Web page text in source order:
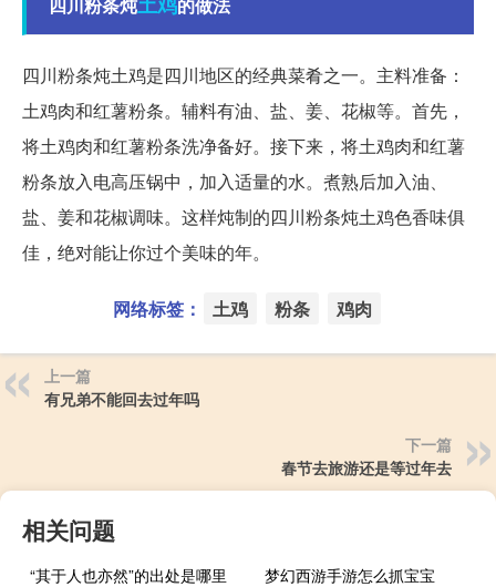
四川粉条炖土鸡是四川地区的经典菜肴之一。主料准备：
土鸡肉和红薯粉条。辅料有油、盐、姜、花椒等。首先，
将土鸡肉和红薯粉条洗净备好。接下来，将土鸡肉和红薯
粉条放入电高压锅中，加入适量的水。煮熟后加入油、
盐、姜和花椒调味。这样炖制的四川粉条炖土鸡色香味俱
佳，绝对能让你过个美味的年。
网络标签： 土鸡 粉条 鸡肉
上一篇
有兄弟不能回去过年吗
下一篇
春节去旅游还是等过年去
相关问题
“其于人也亦然”的出处是哪里
梦幻西游手游怎么抓宝宝